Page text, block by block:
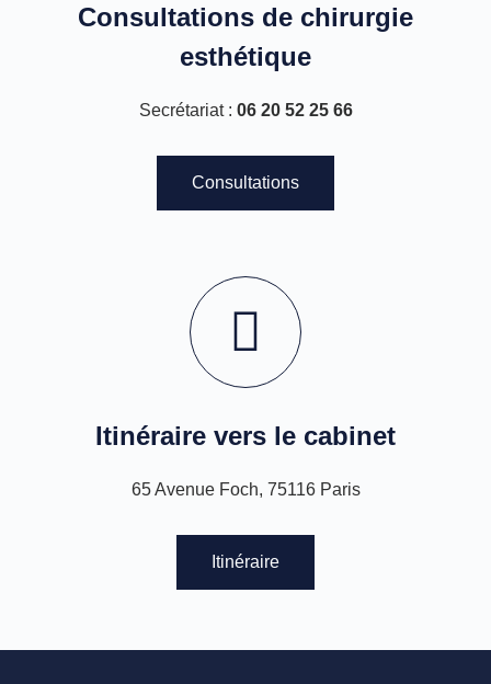
Consultations de chirurgie
esthétique
Secrétariat : 06 20 52 25 66
Consultations
Itinéraire vers le cabinet
65 Avenue Foch, 75116 Paris
Itinéraire